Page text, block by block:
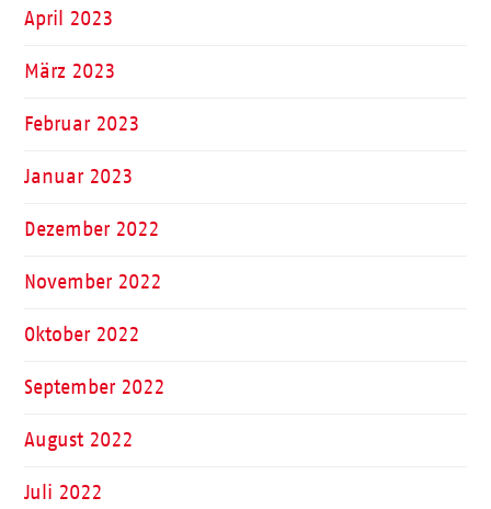
April 2023
März 2023
Februar 2023
Januar 2023
Dezember 2022
November 2022
Oktober 2022
September 2022
August 2022
Juli 2022